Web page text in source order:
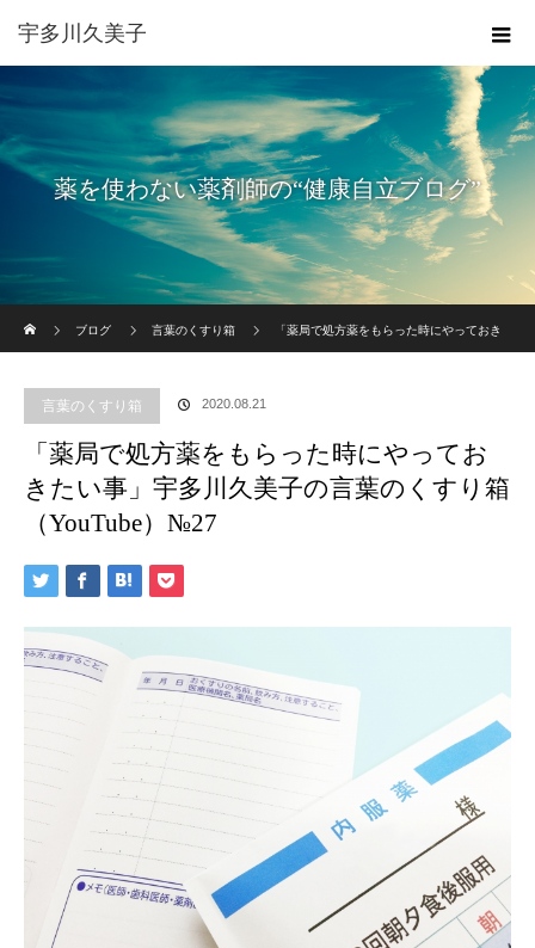
宇多川久美子
薬を使わない薬剤師の“健康自立ブログ”
ブログ
言葉のくすり箱 「薬局で処方薬をもらった時にやっておき
言葉のくすり箱 2020.08.21
「薬局で処方薬をもらった時にやってお
きたい事」宇多川久美子の言葉のくすり箱
（YouTube）№27